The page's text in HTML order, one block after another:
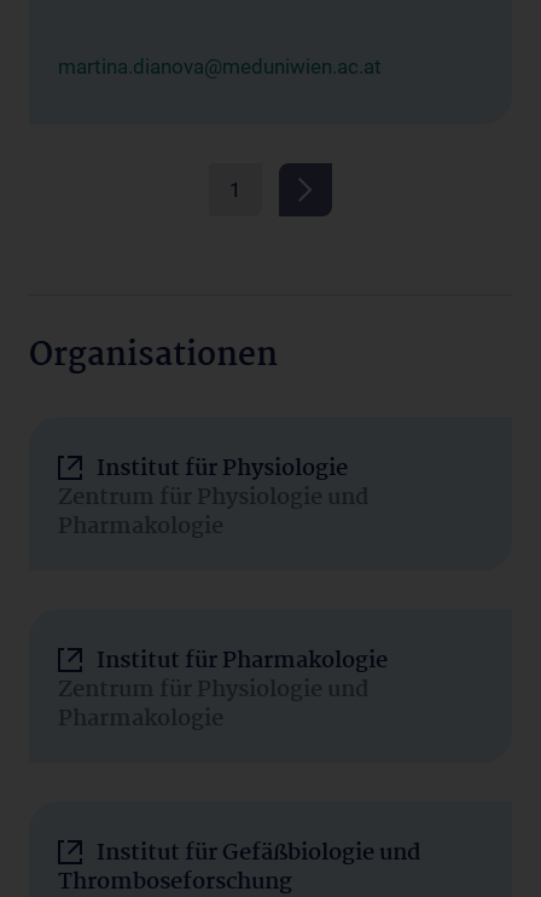
martina.dianova@meduniwien.ac.at
1
Organisationen
Institut für Physiologie
Zentrum für Physiologie und
Pharmakologie
Institut für Pharmakologie
Zentrum für Physiologie und
Pharmakologie
Institut für Gefäßbiologie und
Thromboseforschung